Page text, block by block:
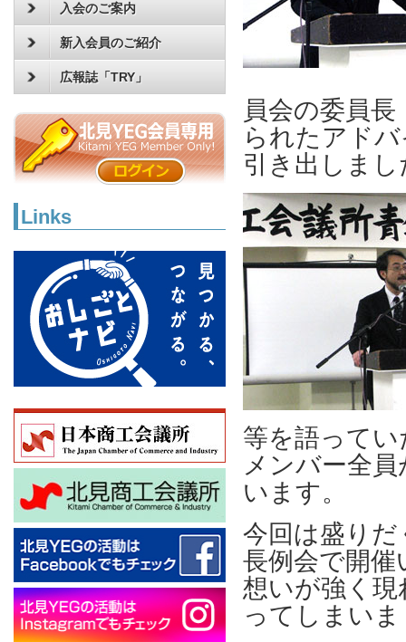
員会の委員
られたアド
引き出しまし
等を語って
メンバー全
います。
今回は盛り
長例会で開
想いが強く
ってしまい
入会のご案内
新入会員のご紹介
広報誌「TRY」
Links